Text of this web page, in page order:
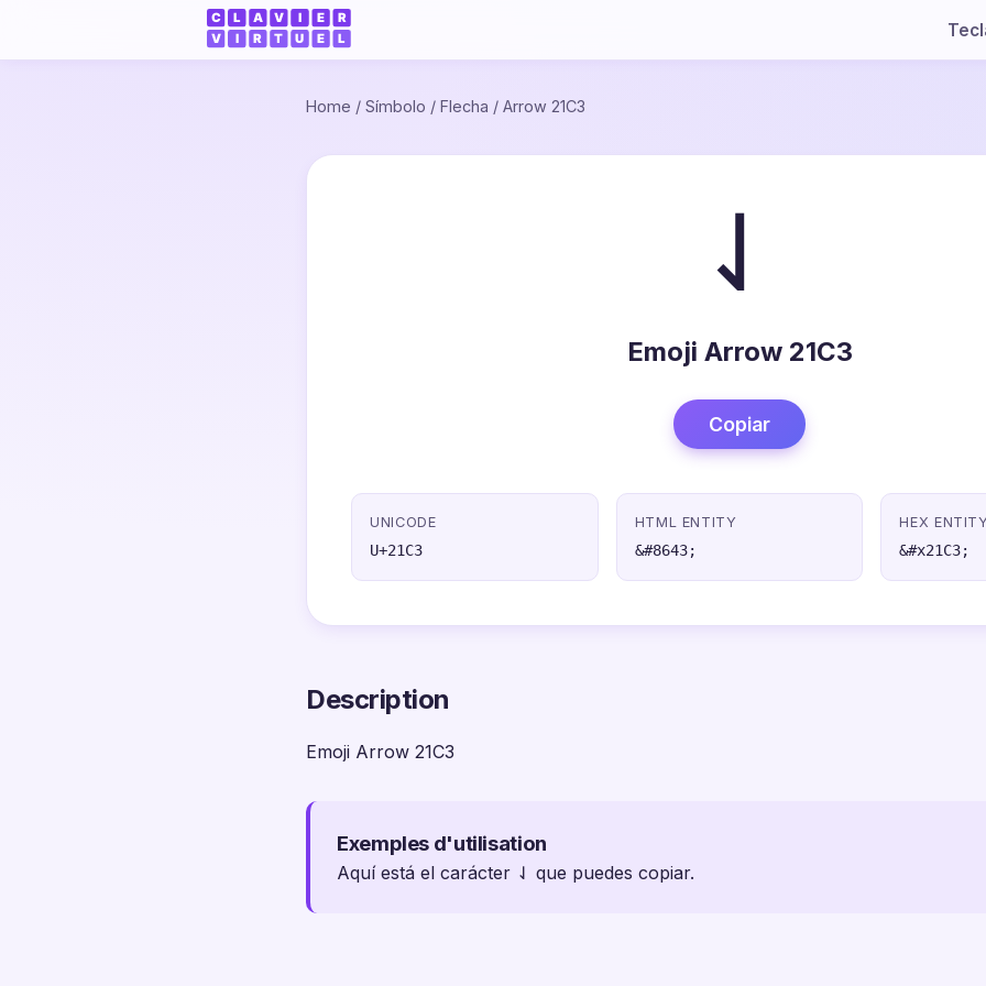
Home / Símbolo / Flecha / Arrow 21C3
⇃
Emoji Arrow 21C3
Copiar
UNICODE
U+21C3
HTML ENTITY
&#8643;
HEX
&#x21C3;
Description
Emoji Arrow 21C3
Exemples d'utilisation
Aquí está el carácter ⇃ que puedes copiar.